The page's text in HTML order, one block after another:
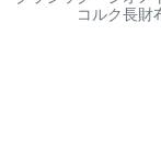
コルク長財